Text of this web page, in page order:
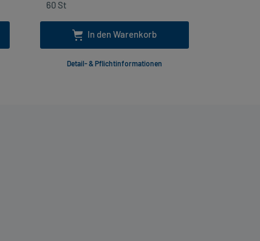
In den Warenkorb
Detail- & Pflichtinformationen